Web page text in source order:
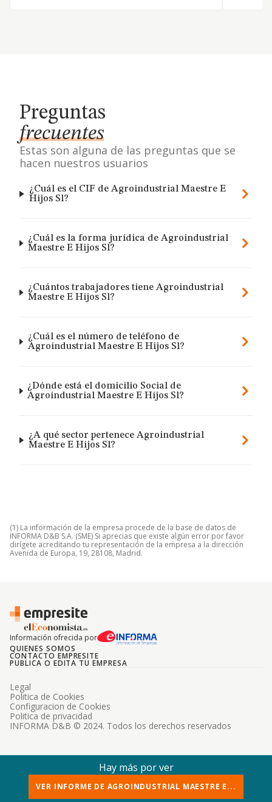
Preguntas
frecuentes
Estas son alguna de las preguntas que se
hacen nuestros usuarios
¿Cuál es el CIF de Agroindustrial Maestre E
Hijos Sl?
¿Cuál es la forma jurídica de Agroindustrial
Maestre E Hijos Sl?
¿Cuántos trabajadores tiene Agroindustrial
Maestre E Hijos Sl?
¿Cuál es el número de teléfono de
Agroindustrial Maestre E Hijos Sl?
¿Dónde está el domicilio Social de
Agroindustrial Maestre E Hijos Sl?
¿A qué sector pertenece Agroindustrial
Maestre E Hijos Sl?
(1) La información de la empresa procede de la base de datos de
INFORMA D&B S.A. (SME) Si aprecias que existe algún error por favor
dirígete acreditando tu representación de la empresa a la dirección
Avenida de Europa, 19, 28108, Madrid.
Información ofrecida por
QUIENES SOMOS
CONTACTO EMPRESITE
PUBLICA O EDITA TU EMPRESA
INFORMA D&B © 2024. Todos los derechos reservados
Legal
Politica de Cookies
Configuracion de Cookies
Politica de privacidad
Hay más por ver
VER INFORME DE AGROINDUSTRIAL MAESTRE E...